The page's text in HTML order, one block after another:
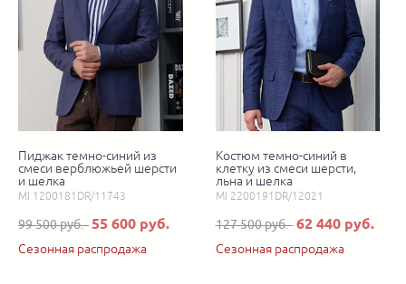
Пиджак темно-синий из
смеси верблюжьей шерсти
и шелка
MI 1200181DR/11743
99 500 руб. 55 600 руб.
Сезонная распродажа
Костюм темно-синий в
клетку из смеси шерсти,
льна и шелка
MI 2200191DR/12021
127 500 руб. 62 440 руб.
Сезонная распродажа